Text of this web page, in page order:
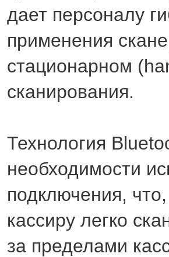
дает персоналу
применения
стационарном
сканирования.
Технология
необходимости
подключения,
кассиру легко
за пределами